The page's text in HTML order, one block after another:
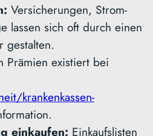
Versicherungen, Strom-
lassen sich oft durch einen
gestalten.
Prämien existiert bei
krankenkassen-
einkaufen: Einkaufslisten